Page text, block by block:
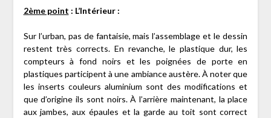
2ème point : L’Intérieur :
Sur l’urban, pas de fantaisie, mais l’assemblage et le dessin
restent très corrects. En revanche, le plastique dur, les
compteurs à fond noirs et les poignées de porte en
plastiques participent à une ambiance austère. À noter que
les inserts couleurs aluminium sont des modifications et
que d’origine ils sont noirs. À l’arrière maintenant, la place
aux jambes, aux épaules et la garde au toit sont correct